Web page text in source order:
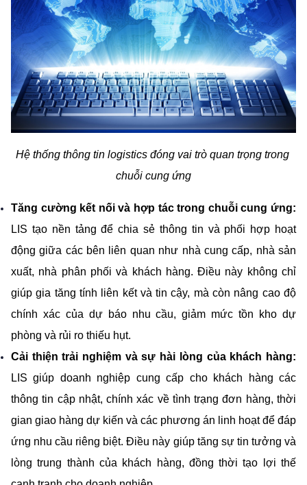
Hệ thống thông tin logistics đóng vai trò quan trọng trong
chuỗi cung ứng
Tăng cường kết nối và hợp tác trong chuỗi cung ứng:
LIS tạo nền tảng để chia sẻ thông tin và phối hợp hoạt
động giữa các bên liên quan như nhà cung cấp, nhà sản
xuất, nhà phân phối và khách hàng. Điều này không chỉ
giúp gia tăng tính liên kết và tin cậy, mà còn nâng cao độ
chính xác của dự báo nhu cầu, giảm mức tồn kho dự
phòng và rủi ro thiếu hụt.
Cải thiện trải nghiệm và sự hài lòng của khách hàng:
LIS giúp doanh nghiệp cung cấp cho khách hàng các
thông tin cập nhật, chính xác về tình trạng đơn hàng, thời
gian giao hàng dự kiến và các phương án linh hoạt để đáp
ứng nhu cầu riêng biệt. Điều này giúp tăng sự tin tưởng và
lòng trung thành của khách hàng, đồng thời tạo lợi thế